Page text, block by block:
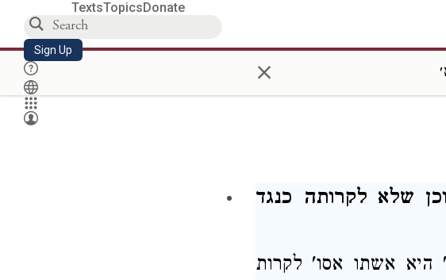
TextsTopicsDonate
Sign Up ×
שלא לקרותה כנגד
היא אשתו אסו' לקרות